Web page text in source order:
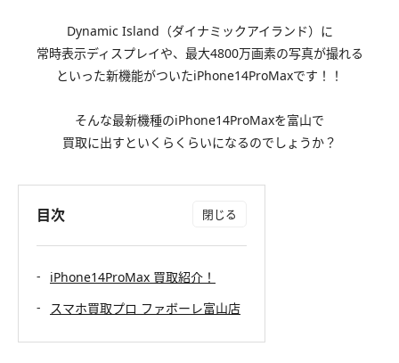
Dynamic Island（ダイナミックアイランド）に
常時表示ディスプレイや、最大4800万画素の写真が撮れる
といった新機能がついたiPhone14ProMaxです！！
そんな最新機種のiPhone14ProMaxを富山で
買取に出すといくらくらいになるのでしょうか？
目次
iPhone14ProMax 買取紹介！
スマホ買取プロ ファボーレ富山店